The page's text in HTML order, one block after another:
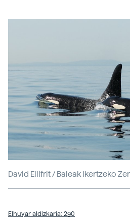
David Ellifrit / Baleak Ikertzeko
Elhuyar aldizkaria: 290